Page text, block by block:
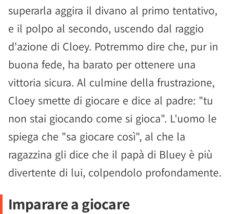
superarla aggira il divano al primo tentativo,
e il polpo al secondo, uscendo dal raggio
d'azione di Cloey. Potremmo dire che, pur in
buona fede, ha barato per ottenere una
vittoria sicura. Al culmine della frustrazione,
Cloey smette di giocare e dice al padre: "tu
non stai giocando come si gioca". L'uomo le
spiega che "sa giocare così", al che la
ragazzina gli dice che il papà di Bluey è più
divertente di lui, colpendolo profondamente.
Imparare a giocare